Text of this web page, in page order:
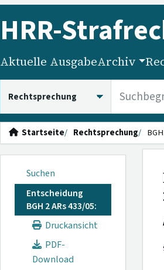
HRR-
Aktuelle AusgabeArchiv
Startseite Rechtsprechung
Suchen
Entscheidung
BGH 2 ARs 433/05:
Druckansicht
PDF-
Download